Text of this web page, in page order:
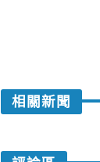
相關新聞